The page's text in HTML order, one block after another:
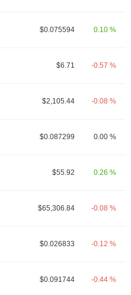
$0.075594 0.10 %
$6.71 -0.57 %
$2,105.44 -0.08 %
$0.087299 0.00 %
$55.92 0.26 %
$65,306.84 -0.08 %
$0.026833 -0.12 %
$0.091744 -0.44 %